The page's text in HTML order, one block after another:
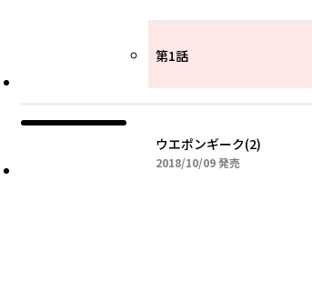
第1話
ウエポンギーク(2)
2018/10/092018年10月09日
発売